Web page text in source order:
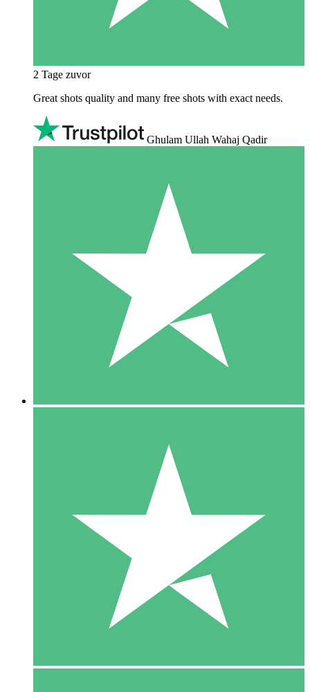
2 Tage zuvor
Great shots quality and many free shots with exact needs.
Ghulam Ullah Wahaj Qadir